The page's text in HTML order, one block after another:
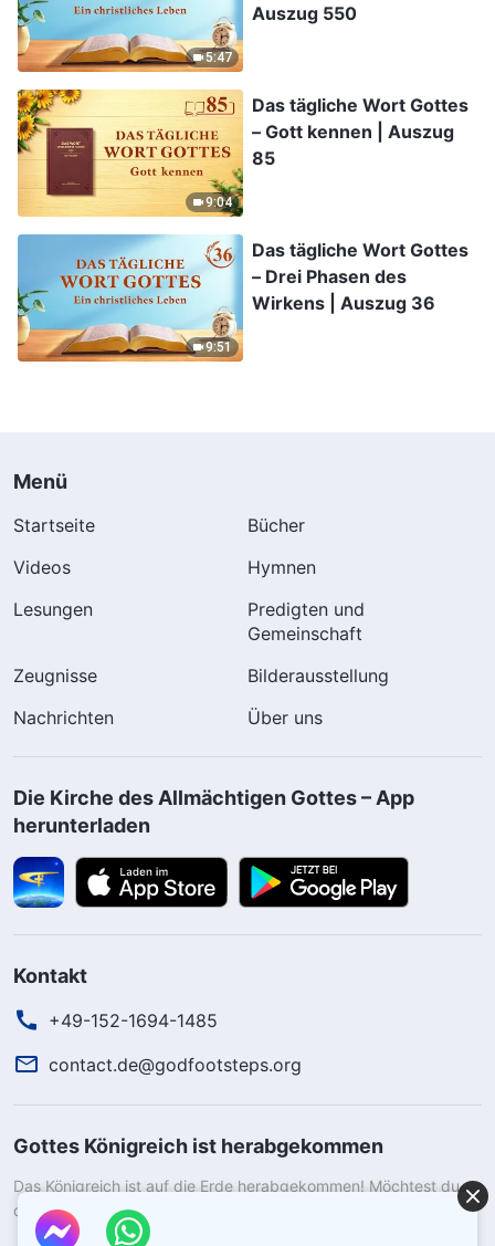
5:47
Auszug 550
9:04
Das tägliche Wort Gottes
– Gott kennen | Auszug
85
9:51
Das tägliche Wort Gottes
– Drei Phasen des
Wirkens | Auszug 36
Menü
Startseite
Bücher
Videos
Hymnen
Lesungen
Predigten und
Gemeinschaft
Zeugnisse
Bilderausstellung
Nachrichten
Über uns
Die Kirche des Allmächtigen Gottes – App
herunterladen
Kontakt
+49-152-1694-1485
contact.de@godfootsteps.org
Gottes Königreich ist herabgekommen
Das Königreich ist auf die Erde herabgekommen! Möchtest du
das Königreich Gottes betreten?